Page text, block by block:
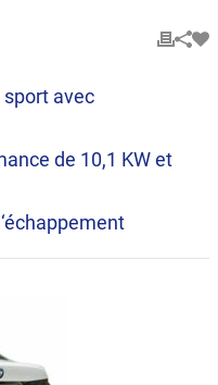
sport avec
de 10,1 KW et